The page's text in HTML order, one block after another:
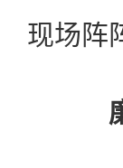
现场阵